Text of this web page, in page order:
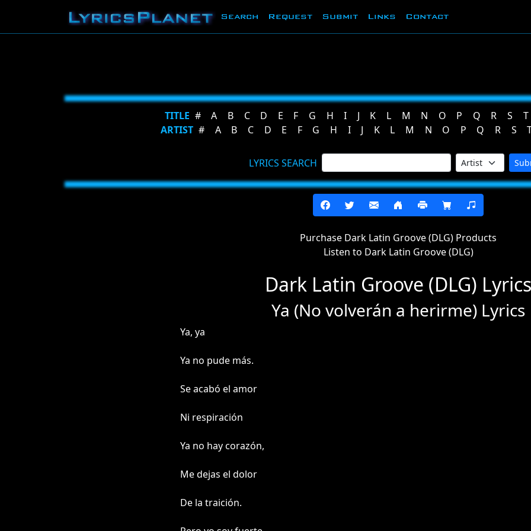
Search Request Submit Links Contact
TITLE # A B C D E F G H I J K L M N O P Q R S
T
ARTIST # A B C D E F G H I J K L M N O P Q R S
LYRICS SEARCH
Purchase Dark Latin Groove (DLG) Products
Listen to Dark Latin Groove (DLG)
Dark Latin Groove (DLG) Lyrics
Ya (No volverán a herirme) Lyrics
Ya, ya
Ya no pude más.
Se acabó el amor
Ni respiración
Ya no hay corazón,
Me dejas el dolor
De la traición.